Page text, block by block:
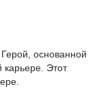
основанной
Этот